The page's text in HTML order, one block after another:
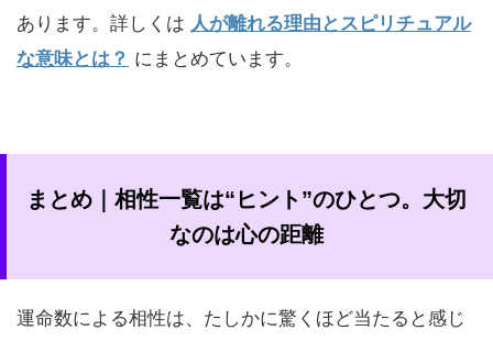
あります。詳しくは 人が離れる理由とスピリチュアル
な意味とは？ にまとめています。
まとめ｜相性一覧は“ヒント”のひとつ。大切
なのは心の距離
運命数による相性は、たしかに驚くほど当たると感じ